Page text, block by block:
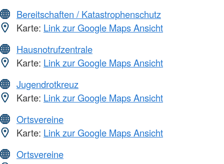
Bereitschaften / Katastrophenschutz
Karte: Link zur Google Maps Ansicht
Hausnotrufzentrale
Karte: Link zur Google Maps Ansicht
Jugendrotkreuz
Karte: Link zur Google Maps Ansicht
Ortsvereine
Karte: Link zur Google Maps Ansicht
Ortsvereine